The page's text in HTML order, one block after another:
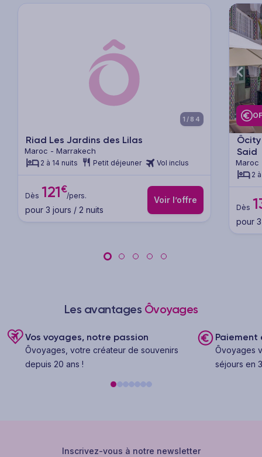
1/84
Riad Les Jardins des Lilas
Maroc - Marrakech
2 à 14 nuits Petit déjeuner Vol inclus
Dès 121€
/pers.
pour 3 jours / 2 nuits
Voir l’offre
Said
Maroc
2
Dès
pour
Les avantages Ôvoyages
Vos voyages, notre passion
Ôvoyages, votre créateur de souvenirs
depuis 20 ans !
Paiement
Ôvoyages
séjours en
Inscrivez-vous à notre newsletter